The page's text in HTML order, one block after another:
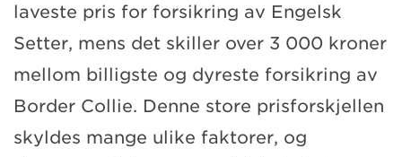
laveste pris for forsikring av Engelsk
Setter, mens det skiller over 3 000 kroner
mellom billigste og dyreste forsikring av
Border Collie. Denne store prisforskjellen
skyldes mange ulike faktorer, og